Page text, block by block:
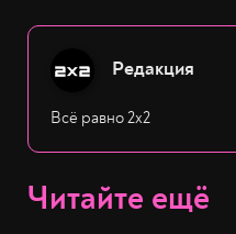
Редакция
Всё равно 2х2
Читайте ещё